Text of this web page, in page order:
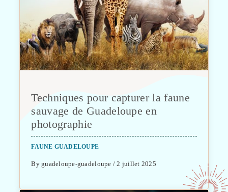
Techniques pour capturer la faune
sauvage de Guadeloupe en
photographie
FAUNE GUADELOUPE
By guadeloupe-guadeloupe / 2 juillet 2025